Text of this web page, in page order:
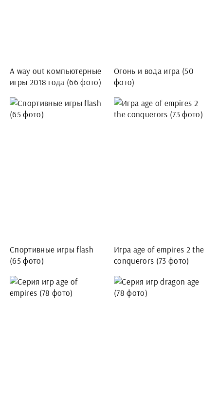
A way out компьютерные
игры 2018 года (66 фото)
Огонь и вода игра (50
фото)
Спортивные игры flash
(65 фото)
Игра age of empires 2 the
conquerors (73 фото)